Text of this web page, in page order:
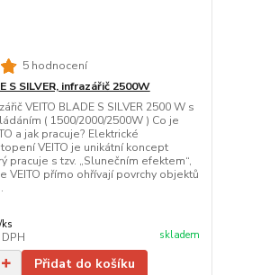
5 hodnocení
S SILVER, infrazářič 2500W
VEITO BLADE S SILVER 2500 W s
( 1500/2000/2500W ) Co je
a jak pracuje? Elektrické
VEITO je unikátní koncept
pracuje s tzv. „Slunečním efektem“,
VEITO přímo ohřívají povrchy objektů
ks
skladem
Přidat do košíku